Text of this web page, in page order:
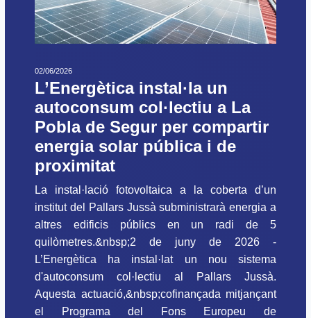
02/06/2026
L’Energètica instal·la un
autoconsum col·lectiu a La
Pobla de Segur per compartir
energia solar pública i de
proximitat
La instal·lació fotovoltaica a la coberta d’un
institut del Pallars Jussà subministrarà energia a
altres edificis públics en un radi de 5
quilòmetres.&nbsp;2 de juny de 2026 -
L’Energètica ha instal·lat un nou sistema
d'autoconsum col·lectiu al Pallars Jussà.
Aquesta actuació,&nbsp;cofinançada mitjançant
el Programa del Fons Europeu de